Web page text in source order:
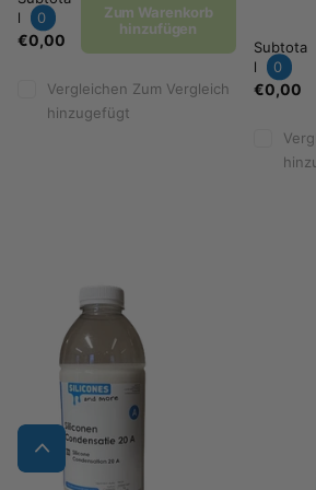
l
0
€0,00
Zum Warenkorb
hinzufügen
Vergleichen Zum Vergleich
hinzugefügt
Subtota
l
0
€0,00